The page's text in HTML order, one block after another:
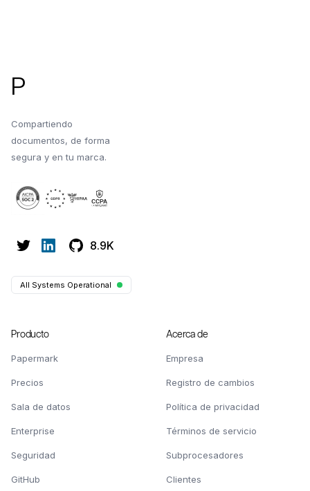
P
Compartiendo
documentos, de forma
segura y en tu marca.
8.9K
All Systems Operational
Producto
Papermark
Precios
Sala de datos
Enterprise
Seguridad
GitHub
Acerca de
Empresa
Registro de cambios
Política de privacidad
Términos de servicio
Subprocesadores
Clientes